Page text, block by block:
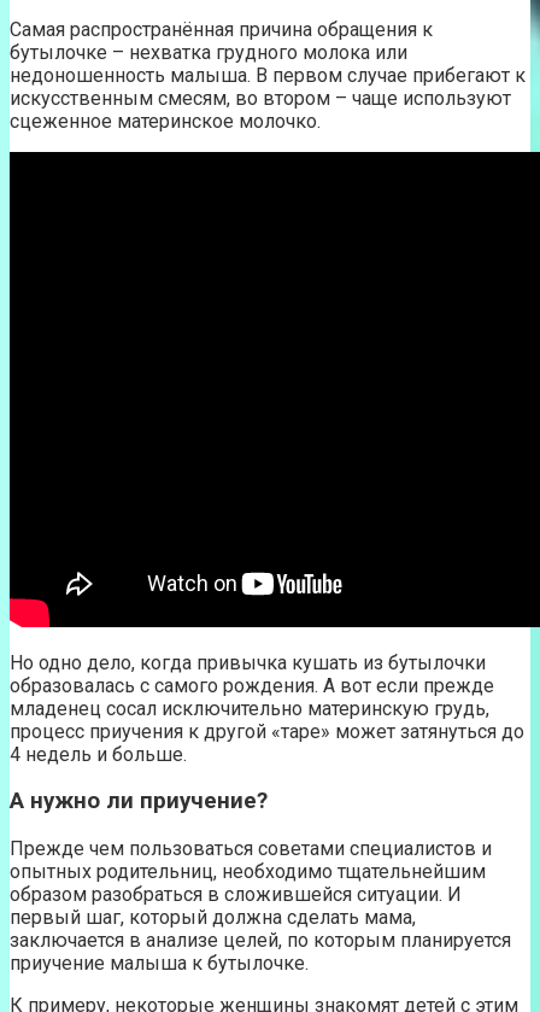
Самая распространённая причина обращения к
бутылочке – нехватка грудного молока или
недоношенность малыша. В первом случае прибегают к
искусственным смесям, во втором – чаще используют
сцеженное материнское молочко.
Но одно дело, когда привычка кушать из бутылочки
образовалась с самого рождения. А вот если прежде
младенец сосал исключительно материнскую грудь,
процесс приучения к другой «таре» может затянуться до
4 недель и больше.
А нужно ли приучение?
Прежде чем пользоваться советами специалистов и
опытных родительниц, необходимо тщательнейшим
образом разобраться в сложившейся ситуации. И
первый шаг, который должна сделать мама,
заключается в анализе целей, по которым планируется
приучение малыша к бутылочке.
К примеру, некоторые женщины знакомят детей с этим